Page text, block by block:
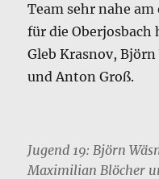
Team sehr nahe
für die
Gleb Krasnov,
und Anton Groß.
Jugend 19: Björn
Maximilian Blöcher